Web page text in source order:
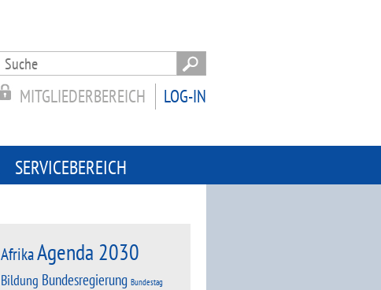
Search
for:
LOG-IN
MITGLIEDERBEREICH
SERVICEBEREICH
AfrikaAgenda 2030
Bildung Bundesregierung Bundestag